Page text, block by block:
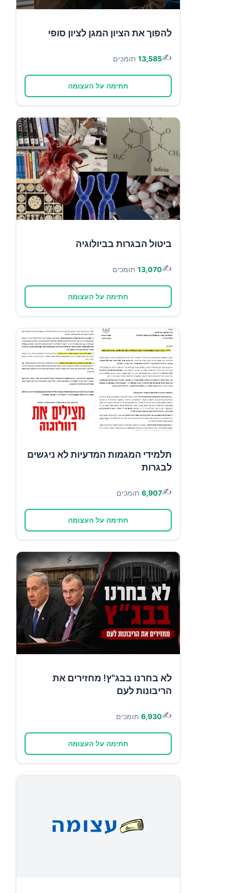
להפוך את הציון המגן לציון סופי
✍️
13,585 תומכים
חתימה על העצומה
ביטול הבגרות בביולוגיה
✍️
13,070 תומכים
חתימה על העצומה
תלמידי המגמות המדעיות לא ניגשים
לבגרות
✍️
6,907 תומכים
חתימה על העצומה
לא בחרנו בבג"ץ! מחזירים את
הריבונות לעם
✍️
6,930 תומכים
חתימה על העצומה